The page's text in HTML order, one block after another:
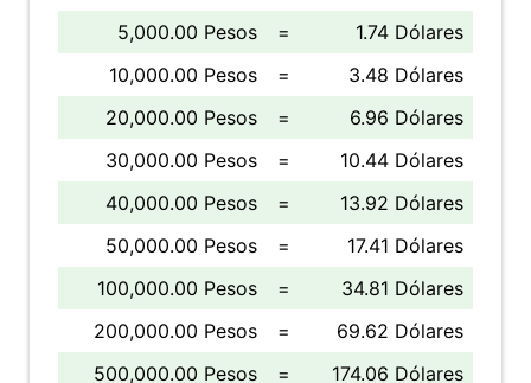
5,000.00 Pesos
=
1.74 Dólares
10,000.00 Pesos
=
3.48 Dólares
20,000.00 Pesos
=
6.96 Dólares
30,000.00 Pesos
=
10.44 Dólares
40,000.00 Pesos
=
13.92 Dólares
50,000.00 Pesos
=
17.41 Dólares
100,000.00 Pesos
=
34.81 Dólares
200,000.00 Pesos
=
69.62 Dólares
500,000.00 Pesos
= 174.06 Dólares